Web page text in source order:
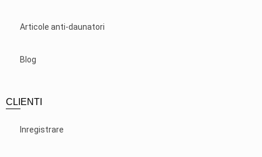
Articole anti-daunatori
Blog
CLIENTI
Inregistrare